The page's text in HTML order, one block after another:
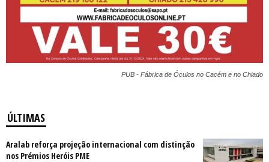
PUB - Fábrica de Óculos no Cacém e no Chiado
ÚLTIMAS
Aralab reforça projeção internacional com distinção
nos Prémios Heróis PME